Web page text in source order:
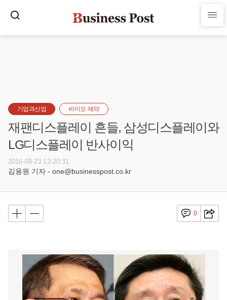
기업과산업 바이오·제약
재팬디스플레이 흔들, 삼성디스플레이와
LG디스플레이 반사이익
2016-09-23 13:20:31
김용원 기자 - one@businesspost.co.kr
0